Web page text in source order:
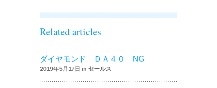
Related articles
ダイヤモンド ＤＡ４０ NG
2019年5月17日 in セールス